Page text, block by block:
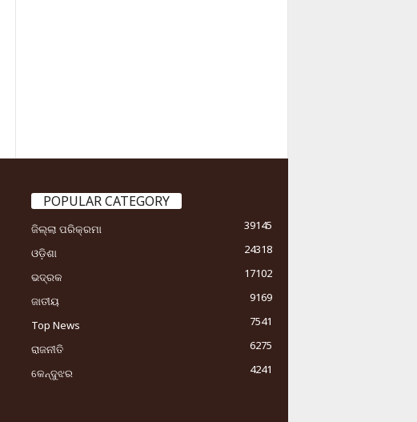
POPULAR CATEGORY
ଜିଲ୍ଲା ପରିକ୍ରମା
39145
ଓଡ଼ିଶା
24318
ଭଦ୍ରକ
17102
ଜାତୀୟ
9169
Top News
7541
ରାଜନୀତି
6275
କେନ୍ଦୁଝର
4241